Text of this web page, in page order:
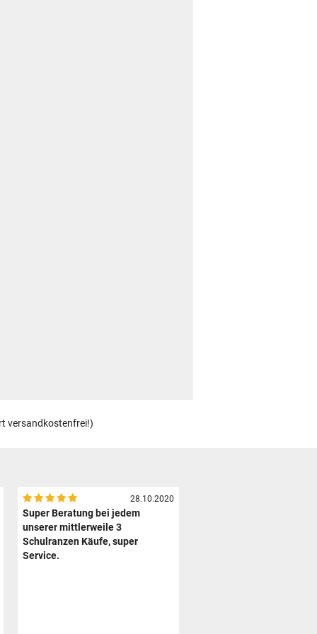
versandkostenfrei!)
28.10.2020
Super Beratung bei jedem
unserer mittlerweile 3
Schulranzen Käufe, super
Service.